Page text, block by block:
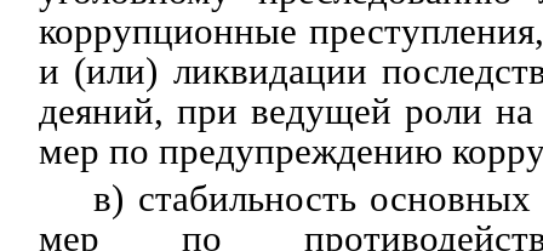
коррупционные
и (или) ликвидации
деяний, при ведущей роли на
мер по предупреждению
в) стабильность
мер по